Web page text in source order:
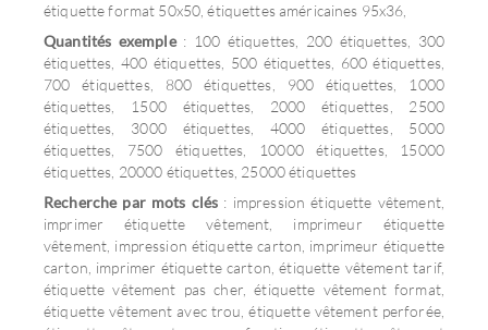
étiquette format 50x50, étiquettes américaines 95x36,
Quantités exemple : 100 étiquettes, 200 étiquettes, 300
étiquettes, 400 étiquettes, 500 étiquettes, 600 étiquettes,
700 étiquettes, 800 étiquettes, 900 étiquettes, 1000
étiquettes, 1500 étiquettes, 2000 étiquettes, 2500
étiquettes, 3000 étiquettes, 4000 étiquettes, 5000
étiquettes, 7500 étiquettes, 10000 étiquettes, 15000
étiquettes, 20000 étiquettes, 25000 étiquettes
Recherche par mots clés : impression étiquette vêtement,
imprimer étiquette vêtement, imprimeur étiquette
vêtement, impression étiquette carton, imprimeur étiquette
carton, imprimer étiquette carton, étiquette vêtement tarif,
étiquette vêtement pas cher, étiquette vêtement format,
étiquette vêtement avec trou, étiquette vêtement perforée,